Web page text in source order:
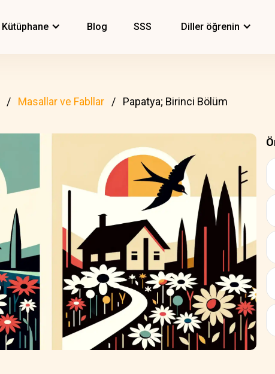
Kütüphane Blog SSS Diller öğrenin
Masallar ve Fabllar Papatya; Birinci Bölüm